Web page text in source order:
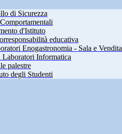
di Sicurezza
d'Istituto
educativa
Enogastronomia - Sala e Vendita
Laboratori Informatica
palestre
degli Studenti